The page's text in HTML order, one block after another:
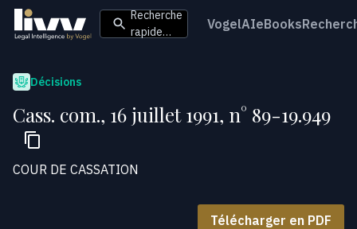
Recherche
rapide…
VogelAIeBooks
Décisions
Cass. com., 16 juillet 1991, n° 89-19.949
COUR DE CASSATION
Télécharger en PDF